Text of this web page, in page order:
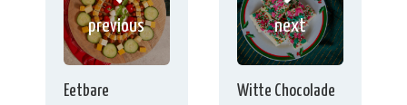
previous
Eetbare
next
Witte Chocolade